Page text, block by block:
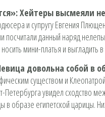
Хейтеры высмеяли
и супругу Евгения
посчитали данный наряд
мини-платья и выгладить
довольна собой в
существом и
Петербурга увидел сходство
в образе египетской царицы.